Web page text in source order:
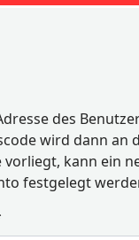
des
wird dann an
vorliegt, kann ein
festgelegt